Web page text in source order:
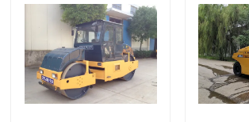
À propos de nous
Visite de l'usine